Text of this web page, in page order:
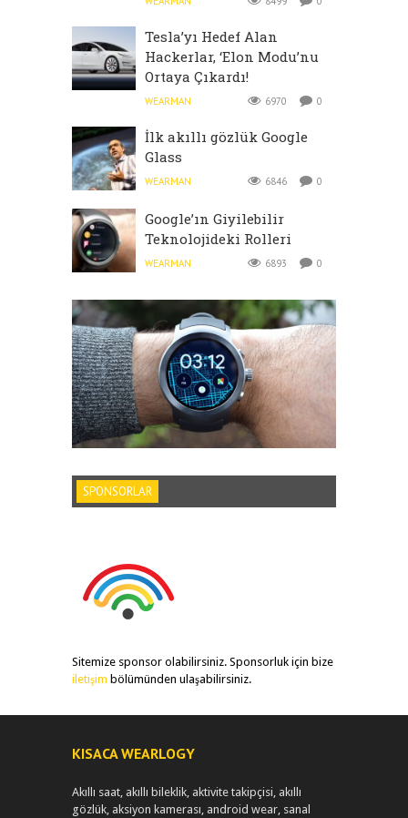
Tesla’yı Hedef Alan
Hackerlar, ‘Elon Modu’nu
Ortaya Çıkardı!
WEARMAN 6970 0
İlk akıllı gözlük Google
Glass
WEARMAN 6846 0
Google’ın Giyilebilir
Teknolojideki Rolleri
WEARMAN 6893 0
SPONSORLAR
Sitemize sponsor olabilirsiniz. Sponsorluk için bize
iletişim bölümünden ulaşabilirsiniz.
KISACA WEARLOGY
Akıllı saat, akıllı bileklik, aktivite takipçisi, akıllı
gözlük, aksiyon kamerası, android wear, sanal